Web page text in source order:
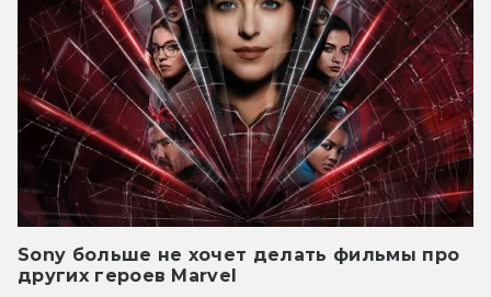
Sony больше не хочет делать фильмы про
других героев Marvel